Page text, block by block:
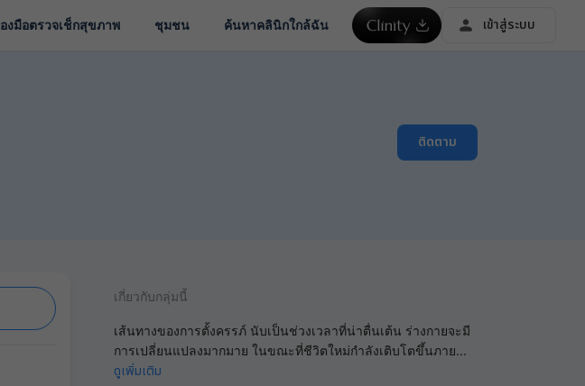
องมือตรวจเช็กสุขภาพ ชุมชน ค้นหาคลินิกใกล้ฉัน เข้าสู่ระบบ
ติดตาม
เกี่ยวกับกลุ่มนี้
เส้นทางของการตั้งครรภ์ นับเป็นช่วงเวลาที่น่าตื่นเต้น ร่างกายจะมี
การเปลี่ยนแปลงมากมาย ในขณะที่ชีวิตใหม่กำลังเติบโตขึ้นภาย...
ดูเพิ่มเติม